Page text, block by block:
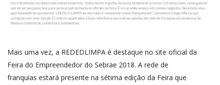
Mais uma vez, a REDEDLIMPA é destaque no site oficial da
Feira do Empreendedor do Sebrae 2018. A rede de
franquias estará presente na sétima edição da Feira que